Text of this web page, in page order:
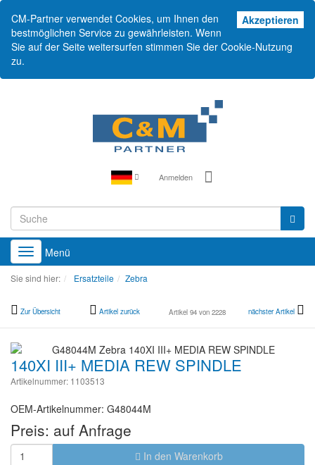
Akzeptieren
CM-Partner verwendet Cookies, um Ihnen den
bestmöglichen Service zu gewährleisten. Wenn
Sie auf der Seite weitersurfen stimmen Sie der Cookie-Nutzung
zu.
Anmelden
Toggle
navigation
Menü
Sie sind hier: Ersatzteile Zebra
Zur Übersicht Artikel zurück Artikel 94 von 2228 nächster Artikel
140XI III+ MEDIA REW SPINDLE
Artikelnummer: 1103513
OEM-Artikelnummer: G48044M
Preis: auf Anfrage
In den Warenkorb